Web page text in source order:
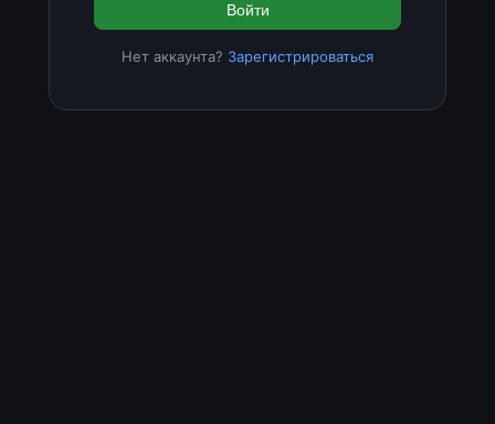
Войти
Нет аккаунта? Зарегистрироваться